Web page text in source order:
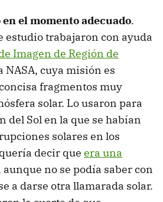
el momento adecuado.
estudio trabajaron con ayuda
Imagen de Región de
NASA, cuya misión es
fragmentos muy
solar. Lo usaron para
del Sol en la que se habían
solares en los
decir que era una
aunque no se podía saber con
a darse otra llamarada solar.